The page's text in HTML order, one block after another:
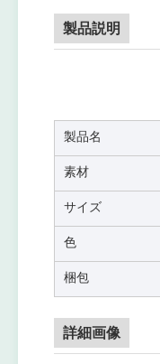
製品説明
製品名
素材
サイズ
色
梱包
詳細画像